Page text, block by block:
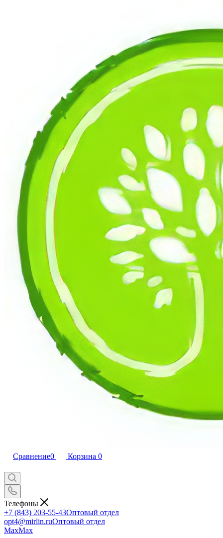
Сравнение0 Корзина 0
Телефоны
+7 (843) 203-55-43Оптовый отдел
opt4@mirlin.ruОптовый отдел
MaxMax